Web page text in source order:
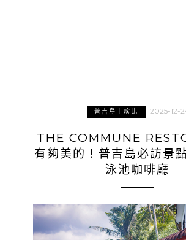
普吉島｜喀比 2025-12-
THE COMMUNE
有夠美的！普吉島必訪景
泳池咖啡廳